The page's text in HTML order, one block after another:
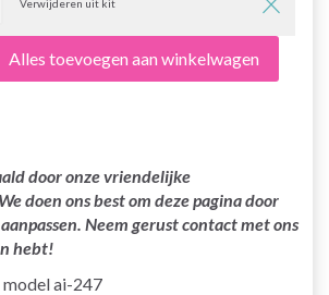
Verwijderen uit kit
Alles toevoegen aan winkelwagen
door onze vriendelijke
doen ons best om deze pagina door
Neem gerust contact met ons
hebt!
ai-247